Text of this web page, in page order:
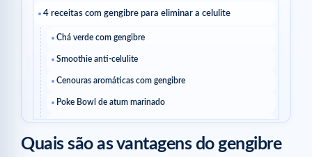
4 receitas com gengibre para eliminar a celulite
Chá verde com gengibre
Smoothie anti-celulite
Cenouras aromáticas com gengibre
Poke Bowl de atum marinado
Quais são as vantagens do gengibre